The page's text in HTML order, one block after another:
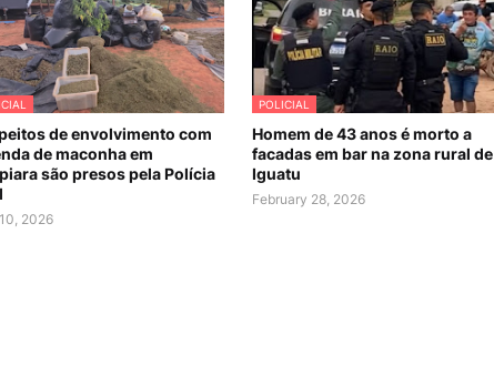
de envolvimento com
de maconha em
são presos pela Polícia
2026
POLICIAL
Homem de 43 anos é morto a
facadas em bar na zona rural de
Iguatu
February 28, 2026